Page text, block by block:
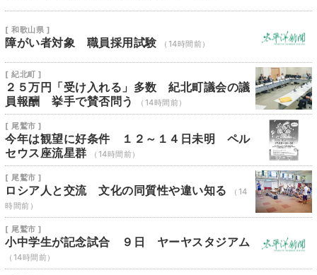
[ 和歌山県 ]
障がい者対象 職員採用試験 （14時間前）
[ 紀北町 ]
２５万円「受け入れる」多数 紀北町議会の議
員報酬 挙手で賛否問う
（14時間前）
[ 尾鷲市 ]
今年は観望に好条件 １２～１４日未明 ペル
セウス座流星群
（14時間前）
[ 尾鷲市 ]
ロシア人と交流 文化の同質性や違い知る
（14
時間前）
[ 尾鷲市 ]
小中学生が記念試合 ９日 ヤーヤスタジアム
（14時間前）